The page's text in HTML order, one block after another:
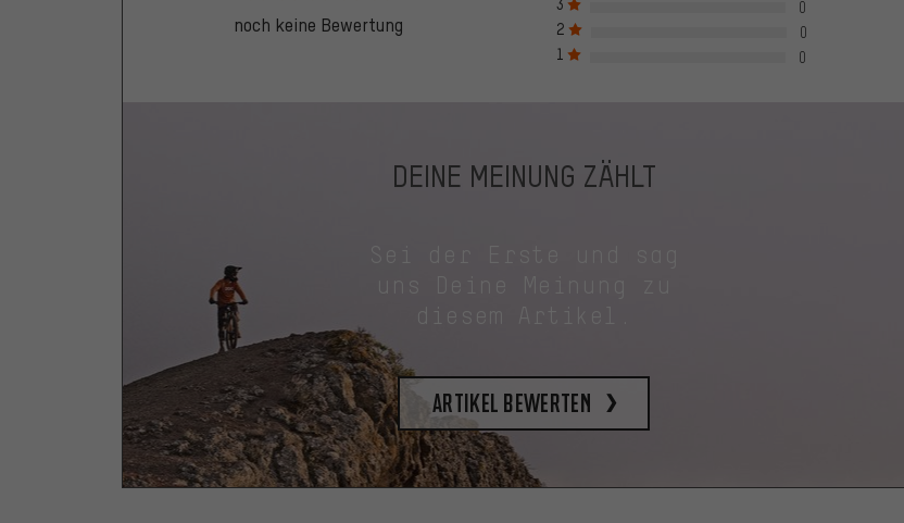
noch keine Bewertung
0
2
0
1
0
DEINE MEINUNG ZÄHLT
diesem Artikel.
Artikel bewerten